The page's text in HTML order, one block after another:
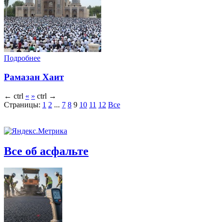
Подробнее
Рамазан Хаит
← ctrl « » ctrl →
Страницы: 1 2 ... 7 8 9 10 11 12 Все
Все об асфальте